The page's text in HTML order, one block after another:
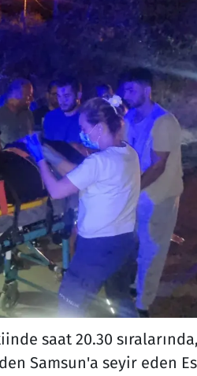
saat 20.30 sıralarında,
Samsun'a seyir eden